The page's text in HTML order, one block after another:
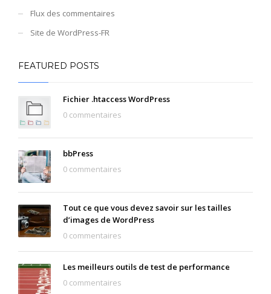
Flux des commentaires
Site de WordPress-FR
FEATURED POSTS
Fichier .htaccess WordPress
0 commentaires
bbPress
0 commentaires
Tout ce que vous devez savoir sur les tailles
d’images de WordPress
0 commentaires
Les meilleurs outils de test de performance
0 commentaires